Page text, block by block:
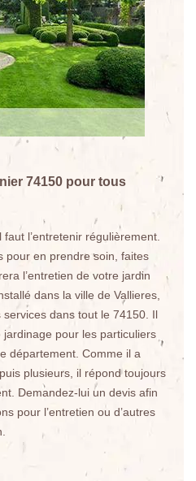
74150 pour tous
l’entretenir régulièrement.
pour en prendre soin, faites
l’entretien de votre jardin
dans la ville de Vallieres,
dans tout le 74150. Il
pour les particuliers
département. Comme il a
plusieurs, il répond toujours
Demandez-lui un devis afin
pour l’entretien ou d’autres